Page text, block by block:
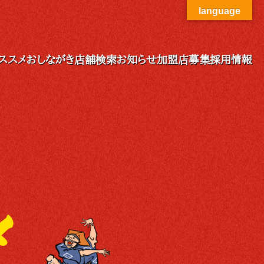
スメおしながき店舗検索お知らせ加盟店募集採用情報
language